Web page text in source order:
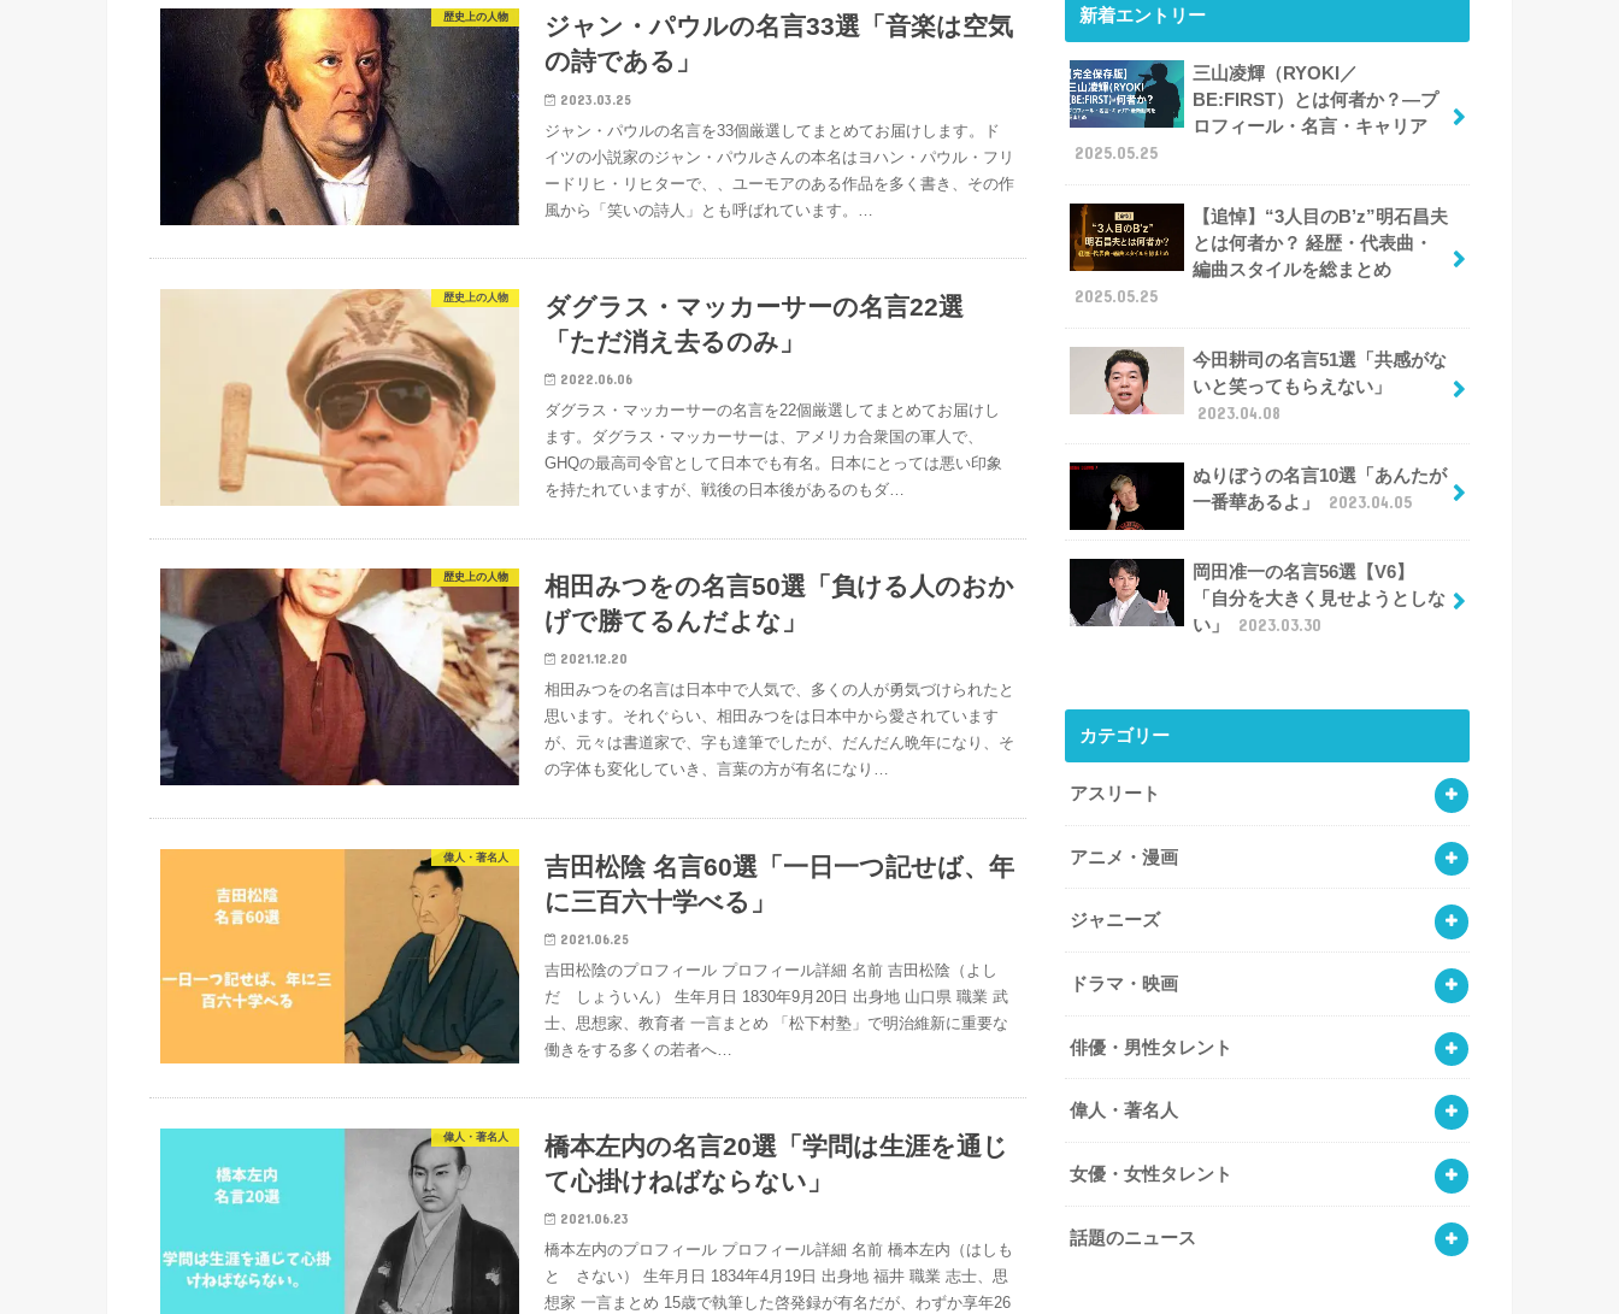
歴史上の人物
ジャン・パウルの名言33選「音楽は空気
の詩である」
2023.03.25
ジャン・パウルの名言を33個厳選してまとめてお届けします。ド
イツの小説家のジャン・パウルさんの本名はヨハン・パウル・フリ
ードリヒ・リヒターで、、ユーモアのある作品を多く書き、その作
風から「笑いの詩人」とも呼ばれています。…
歴史上の人物
ダグラス・マッカーサーの名言22選
「ただ消え去るのみ」
2022.06.06
ダグラス・マッカーサーの名言を22個厳選してまとめてお届けし
ます。ダグラス・マッカーサーは、アメリカ合衆国の軍人で、
GHQの最高司令官として日本でも有名。日本にとっては悪い印象
を持たれていますが、戦後の日本後があるのもダ…
歴史上の人物
相田みつをの名言50選「負ける人のおか
げで勝てるんだよな」
2021.12.20
相田みつをの名言は日本中で人気で、多くの人が勇気づけられたと
思います。それぐらい、相田みつをは日本中から愛されています
が、元々は書道家で、字も達筆でしたが、だんだん晩年になり、そ
の字体も変化していき、言葉の方が有名になり…
偉人・著名人
吉田松陰 名言60選「一日一つ記せば、年
に三百六十学べる」
2021.06.25
吉田松陰のプロフィール プロフィール詳細 名前 吉田松陰（よし
だ しょういん） 生年月日 1830年9月20日 出身地 山口県 職業 武
士、思想家、教育者 一言まとめ 「松下村塾」で明治維新に重要な
働きをする多くの若者へ…
偉人・著名人
橋本左内の名言20選「学問は生涯を通じ
て心掛けねばならない」
2021.06.23
橋本左内のプロフィール プロフィール詳細 名前 橋本左内（はしも
と さない） 生年月日 1834年4月19日 出身地 福井 職業 志士、思
想家 一言まとめ 15歳で執筆した啓発録が有名だが、わずか享年26
新着エントリー
三山凌輝（RYOKI／
BE:FIRST）とは何者か？―プ
ロフィール・名言・キャリア
2025.05.25
【追悼】“3人目のB’z”明石昌夫
とは何者か？ 経歴・代表曲・
編曲スタイルを総まとめ
2025.05.25
今田耕司の名言51選「共感がな
いと笑ってもらえない」
2023.04.08
ぬりぼうの名言10選「あんたが
一番華あるよ」
2023.04.05
岡田准一の名言56選【V6】
「自分を大きく見せようとしな
い」
2023.03.30
カテゴリー
アスリート
アニメ・漫画
ジャニーズ
ドラマ・映画
俳優・男性タレント
偉人・著名人
女優・女性タレント
話題のニュース